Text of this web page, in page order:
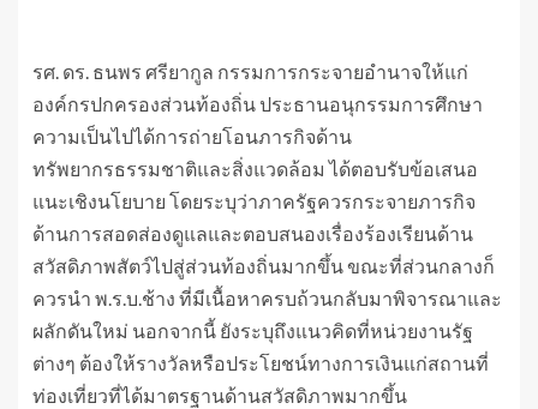
รศ. ดร. ธนพร ศรียากูล กรรมการกระจายอำนาจให้แก่
องค์กรปกครองส่วนท้องถิ่น ประธานอนุกรรมการศึกษา
ความเป็นไปได้การถ่ายโอนภารกิจด้าน
ทรัพยากรธรรมชาติและสิ่งแวดล้อม ได้ตอบรับข้อเสนอ
แนะเชิงนโยบาย โดยระบุว่าภาครัฐควรกระจายภารกิจ
ด้านการสอดส่องดูแลและตอบสนองเรื่องร้องเรียนด้าน
สวัสดิภาพสัตว์ไปสู่ส่วนท้องถิ่นมากขึ้น ขณะที่ส่วนกลางก็
ควรนำ พ.ร.บ.ช้าง ที่มีเนื้อหาครบถ้วนกลับมาพิจารณาและ
ผลักดันใหม่ นอกจากนี้ ยังระบุถึงแนวคิดที่หน่วยงานรัฐ
ต่างๆ ต้องให้รางวัลหรือประโยชน์ทางการเงินแก่สถานที่
ท่องเที่ยวที่ได้มาตรฐานด้านสวัสดิภาพมากขึ้น